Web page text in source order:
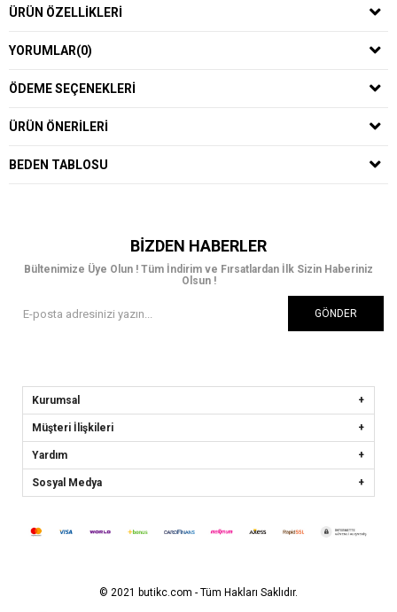
ÜRÜN ÖZELLIKLERI
YORUMLAR(0)
ÖDEME SEÇENEKLERI
ÜRÜN ÖNERILERI
BEDEN TABLOSU
BIZDEN HABERLER
Bültenimize Üye Olun ! Tüm İndirim ve Fırsatlardan İlk Sizin Haberiniz
Olsun !
GÖNDER
Kurumsal
Müşteri İlişkileri
Yardım
Sosyal Medya
© 2021 butikc.com - Tüm Hakları Saklıdır.